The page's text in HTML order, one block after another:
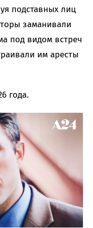
подставных лиц
заманивали
под видом встреч
им аресты
года.